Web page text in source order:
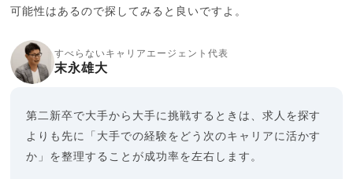
可能性はあるので探してみると良いですよ。
すべらないキャリアエージェント代表
末永雄大
第二新卒で大手から大手に挑戦するときは、求人を探す
よりも先に「大手での経験をどう次のキャリアに活かす
か」を整理することが成功率を左右します。